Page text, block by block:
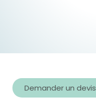
Demander un devis